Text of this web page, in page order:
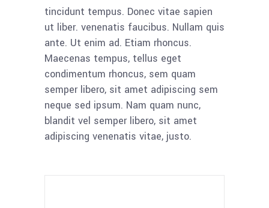
tincidunt tempus. Donec vitae sapien
ut liber. venenatis faucibus. Nullam quis
ante. Ut enim ad. Etiam rhoncus.
Maecenas tempus, tellus eget
condimentum rhoncus, sem quam
semper libero, sit amet adipiscing sem
neque sed ipsum. Nam quam nunc,
blandit vel semper libero, sit amet
adipiscing venenatis vitae, justo.